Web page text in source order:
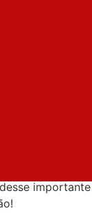
as
da
O
de